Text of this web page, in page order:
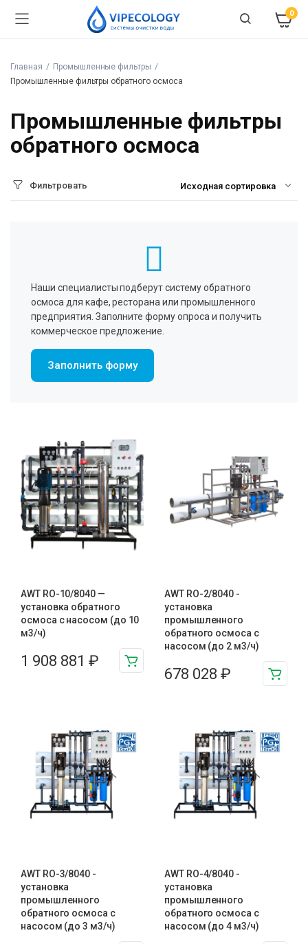
0
Главная
Промышленные фильтры
Промышленные фильтры обратного осмоса
Промышленные фильтры
обратного осмоса
Фильтровать
Наши специалисты подберут систему обратного
осмоса для кафе, ресторана или промышленного
предприятия. Заполните форму опроса и получить
коммерческое предложение.
Заполнить форму
AWT RO-10/8040 —
установка обратного
осмоса с насосом (до 10
м3/ч)
1 908 881 ₽
AWT RO-2/8040 -
установка
промышленного
обратного осмоса с
насосом (до 2 м3/ч)
678 028 ₽
AWT RO-3/8040 -
установка
промышленного
обратного осмоса с
насосом (до 3 м3/ч)
AWT RO-4/8040 -
установка
промышленного
обратного осмоса с
насосом (до 4 м3/ч)